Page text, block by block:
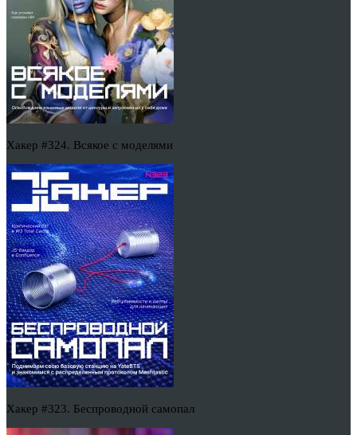
Хакер #324. Всякое с моделями
Хакер #323. Беспроводной самопал